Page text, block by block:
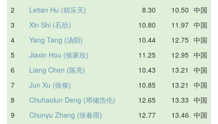
2
Letian Hu (胡乐天) 8.30 10.50 中国
3
Xin Shi (石欣) 10.80 11.97 中国
4
Yang Tang (汤阳) 10.44 12.75 中国
5
Jiaxin Hou (侯家欣) 11.25 12.95 中国
6
Liang Chen (陈亮) 10.43 13.21
中国
7
Jun Xu (徐俊) 10.85 13.21
中国
8
Chuhaolun Deng (邓储浩伦) 12.65 13.33 中国
9
Chunyu Zhang (张春雨) 12.77 13.46 中国